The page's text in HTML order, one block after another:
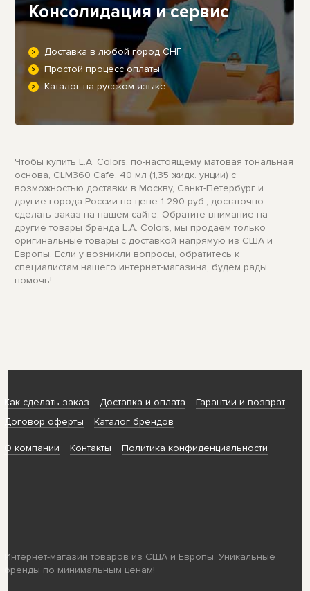
Консолидация и сервис
Доставка в любой город СНГ
Простой процесс оплаты
Каталог на русском языке
Чтобы купить L.A. Colors, по-настоящему матовая тональная
основа, CLM360 Cafe, 40 мл (1,35 жидк. унции) с
возможностью доставки в Москву, Санкт-Петербург и
другие города России по цене 1 290 руб., достаточно
сделать заказ на нашем сайте. Обратите внимание на
другие товары бренда L.A. Colors, мы продаем только
оригинальные товары с доставкой напрямую из США и
Европы. Если у возникли вопросы, обратитесь к
специалистам нашего интернет-магазина, будем рады
помочь!
Как сделать заказ Доставка и оплата
Гарантии и возврат
Договор оферты
Каталог брендов
О компании Контакты Политика конфиденциальности
Интернет-магазин товаров из США и Европы. Уникальные
бренды по минимальным ценам!